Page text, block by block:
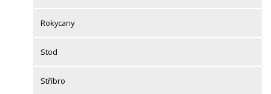
Rokycany
Stod
Stříbro